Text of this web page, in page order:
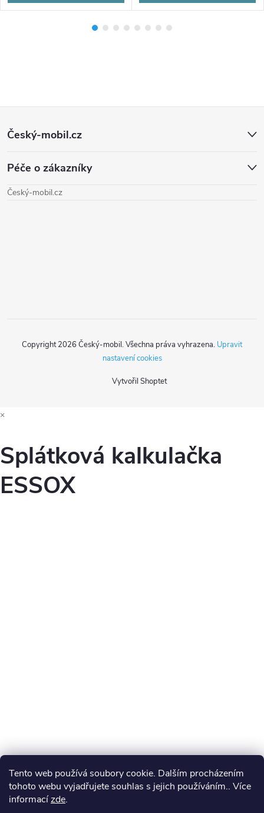
Tento web používá soubory cookie. Dalším procházením
tohoto webu vyjadřujete souhlas s jejich používáním.. Více
informacízde.
Z
p
Český-mobil.cz
Péče o zákazníky
Český-mobil.cz
Vytvořil Shoptet
Copyright 2026 Český-mobil. Všechna práva vyhrazena. Upravit
nastavení cookies
×
Splátková kalkulačka
ESSOX